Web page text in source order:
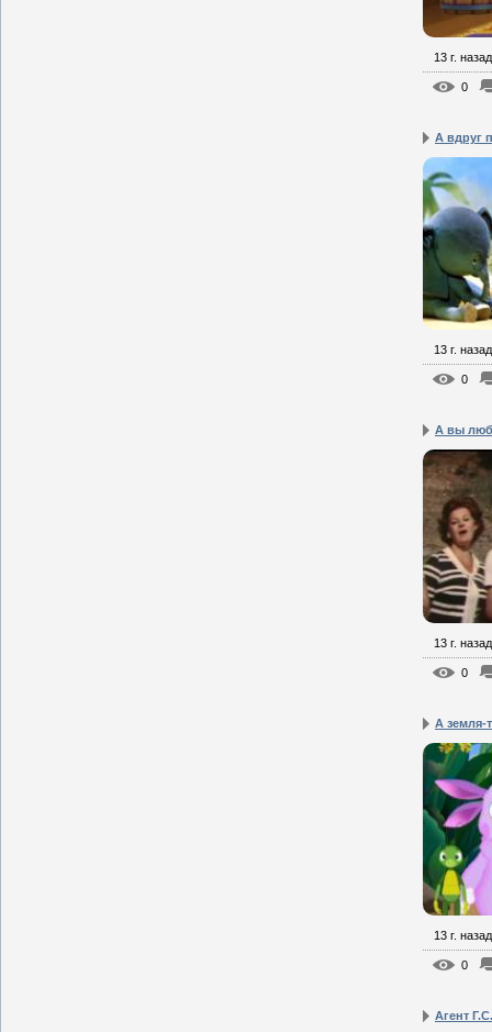
13 г. назад
0
А вдруг
13 г. назад
0
А вы
13 г. назад
0
А земля-
13 г. назад
0
Агент Г.С.